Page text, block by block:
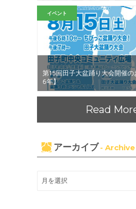
イベント
第15回田子大盆踊り大会開催
6年】
Read
アーカイブ - Archive